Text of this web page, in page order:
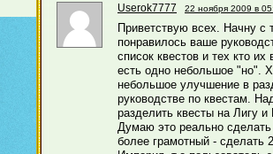
Userok7777 22 ноября 2009 в
Приветствую всех. Начну с
понравилось ваше
список квестов и тех кто
есть одно небольшое "но".
небольшое улучшение в
руководстве по квестам.
разделить квесты на Лигу
Думаю это реально
более грамотный - сделать